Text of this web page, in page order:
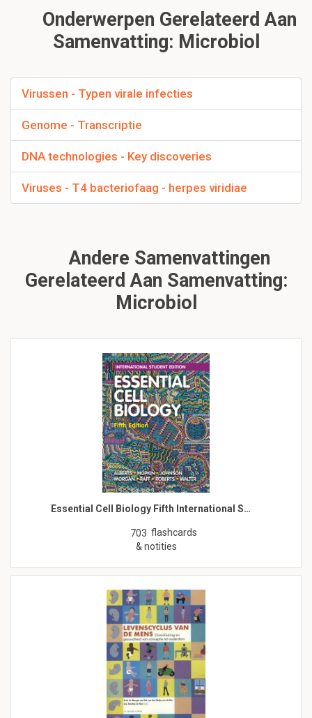
Onderwerpen Gerelateerd Aan
Samenvatting: Microbiol
Virussen - Typen virale infecties
Genome - Transcriptie
DNA technologies - Key discoveries
Viruses - T4 bacteriofaag - herpes viridiae
Andere Samenvattingen
Gerelateerd Aan Samenvatting:
Microbiol
Essential Cell Biology Fifth International S…
703 flashcards
& notities